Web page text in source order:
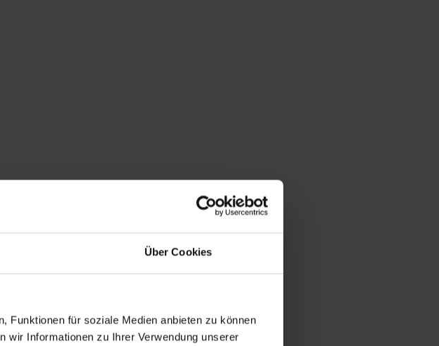
Über Cookies
Funktionen für soziale Medien anbieten zu können
wir Informationen zu Ihrer Verwendung unserer